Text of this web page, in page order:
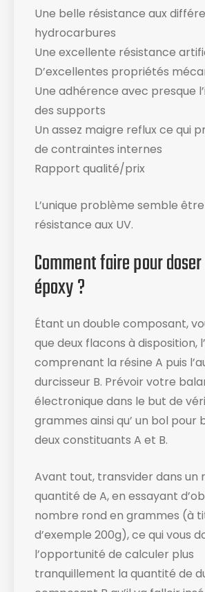
Une belle résistance aux
hydrocarbures
Une excellente résistance
D’excellentes propriétés
Une adhérence avec presque
des supports
Un assez maigre reflux ce qui
de contraintes internes
Rapport qualité/prix
L’unique problème semble
résistance aux UV.
Comment faire pour
époxy ?
Étant un double composant,
que deux flacons à disposition,
comprenant la résine A puis
durcisseur B. Prévoir votre
électronique dans le but de
grammes ainsi qu’ un bol pour
deux constituants A et B.
Avant tout, transvider dans un
quantité de A, en essayant
nombre rond en grammes (à
d’exemple 200g), ce qui vous
l’opportunité de calculer plus
tranquillement la quantité de